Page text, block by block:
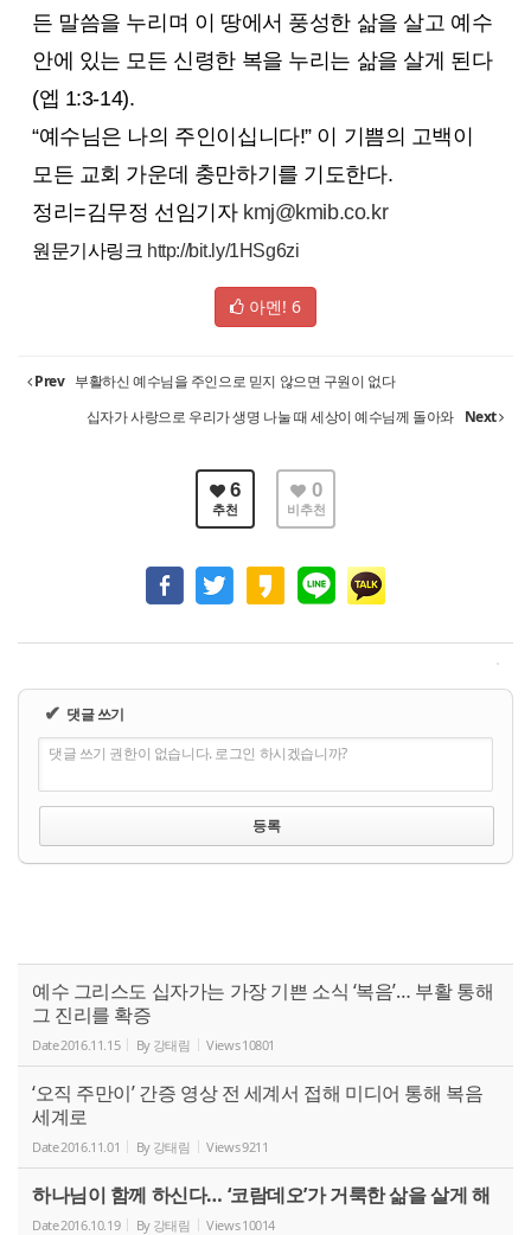
든 말씀을 누리며 이 땅에서 풍성한 삶을 살고 예수
안에 있는 모든 신령한 복을 누리는 삶을 살게 된다
(엡 1:3-14).
“예수님은 나의 주인이십니다!” 이 기쁨의 고백이
모든 교회 가운데 충만하기를 기도한다.
정리=김무정 선임기자 kmj@kmib.co.kr
원문기사링크 http://bit.ly/1HSg6zi
아멘! 6
Prev 부활하신 예수님을 주인으로 믿지 않으면 구원이 없다
십자가 사랑으로 우리가 생명 나눌 때 세상이 예수님께 돌아와 Next
6
추천
0
비추천
✔ 댓글 쓰기
댓글 쓰기 권한이 없습니다. 로그인 하시겠습니까?
예수 그리스도 십자가는 가장 기쁜 소식 ‘복음’… 부활 통해
그 진리를 확증
Date2016.11.15 By 강태림 Views10801
‘오직 주만이’ 간증 영상 전 세계서 접해 미디어 통해 복음
세계로
Date2016.11.01 By 강태림 Views9211
하나님이 함께 하신다… ‘코람데오’가 거룩한 삶을 살게 해
Date2016.10.19 By 강태림 Views10014